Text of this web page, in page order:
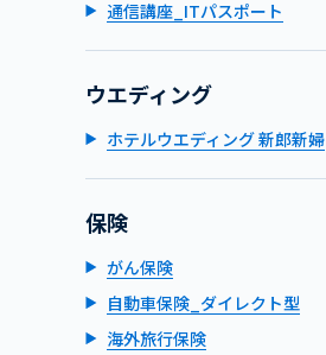
通信講座_ITパスポート
ウエディング
ホテルウエディング 新郎新婦
保険
がん保険
自動車保険_ダイレクト型
海外旅行保険